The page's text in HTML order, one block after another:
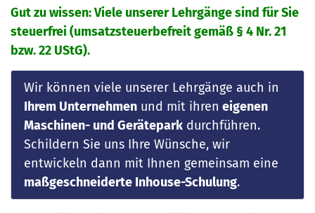
Gut zu wissen: Viele unserer Lehrgänge sind für Sie
steuerfrei (umsatzsteuerbefreit gemäß § 4 Nr. 21
bzw. 22 UStG).
Wir können viele unserer Lehrgänge auch in
Ihrem Unternehmenund mit ihren eigenen
Maschinen- und Geräteparkdurchführen.
Schildern Sie uns Ihre Wünsche, wir
entwickeln dann mit Ihnen gemeinsam eine
maßgeschneiderte Inhouse-Schulung.